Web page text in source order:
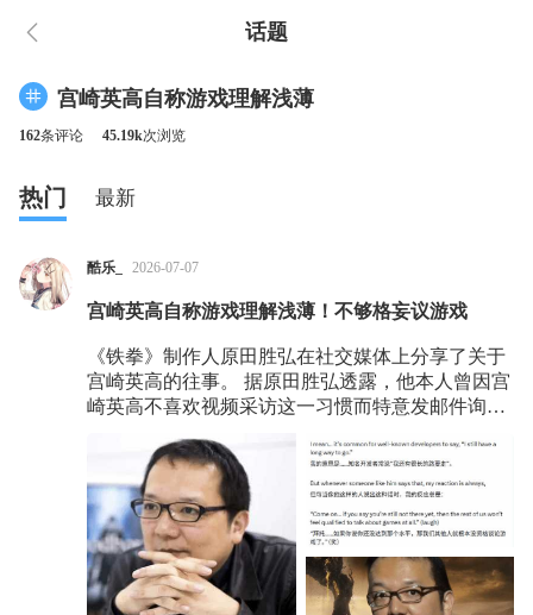
话题
宫崎英高自称游戏理解浅薄
162条评论 45.19k次浏览
热门 最新
酷乐_ 2026-07-07
宫崎英高自称游戏理解浅薄！不够格妄议游戏
《铁拳》制作人原田胜弘在社交媒体上分享了关于
宫崎英高的往事。 据原田胜弘透露，他本人曾因宫
崎英高不喜欢视频采访这一习惯而特意发邮件询问
的解释——他不喜欢看到自己出现在视频画面中，
但更深层的原因，是宫崎英高认为自己“尚不具备资
格作为那个去谈论游戏的人”。 原田胜弘复述了宫
崎英高的原话：“行业内有许多人对游戏的理解远超
于我。每当听到他们谈论游戏时，我都会感到